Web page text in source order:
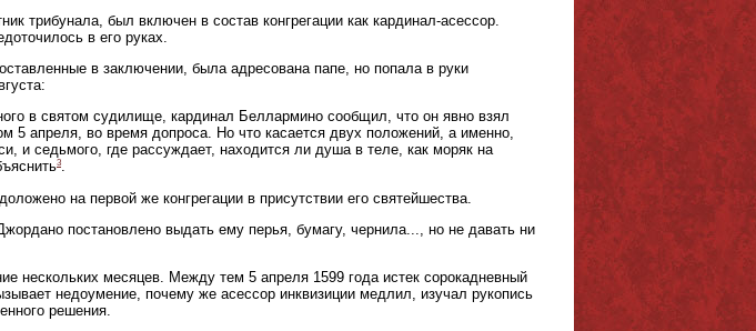
трибунала, был включен в состав конгрегации как кардинал-асессор.
в его руках.
в заключении, была адресована папе, но попала в руки
в святом судилище, кардинал Беллармино сообщил, что он явно взял
5 апреля, во время допроса. Но что касается двух положений, а именно,
и седьмого, где рассуждает, находится ли душа в теле, как моряк на
3.
на первой же конгрегации в присутствии его святейшества.
постановлено выдать ему перья, бумагу, чернила..., но не давать ни
нескольких месяцев. Между тем 5 апреля 1599 года истек сорокадневный
недоумение, почему же асессор инквизиции медлил, изучал рукопись
решения.